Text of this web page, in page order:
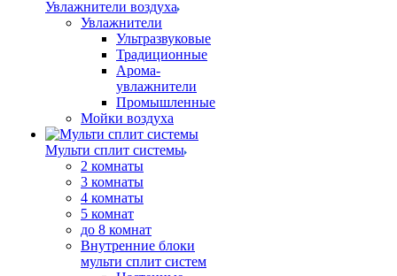
Увлажнители воздуха
Увлажнители
Ультразвуковые
Традиционные
Арома-
увлажнители
Промышленные
Мойки воздуха
Мульти сплит системы
2 комнаты
3 комнаты
4 комнаты
5 комнат
до 8 комнат
Внутренние блоки
мульти сплит систем